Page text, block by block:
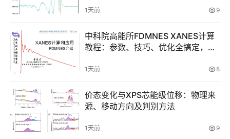
A
P
视
频
S
视
1天前 9
中科院高能所FDMNES XANES计算
教程：参数、技巧、优化全搞定，一
1天前 8
价态变化与XPS芯能级位移：物理来
源、移动方向及判别方法
1天前 9